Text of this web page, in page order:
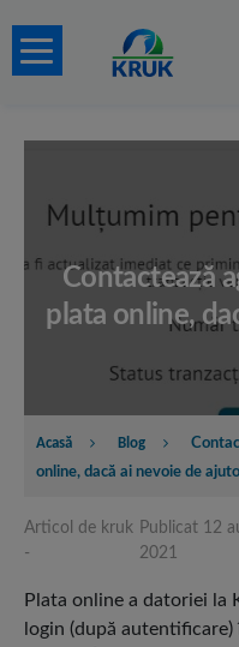
Contactează
plata online,
Acasă Blog
online, dacă ai nevoie de
Articol de kruk
-
Publicat 12
2021
Plata online a datoriei la
login (după